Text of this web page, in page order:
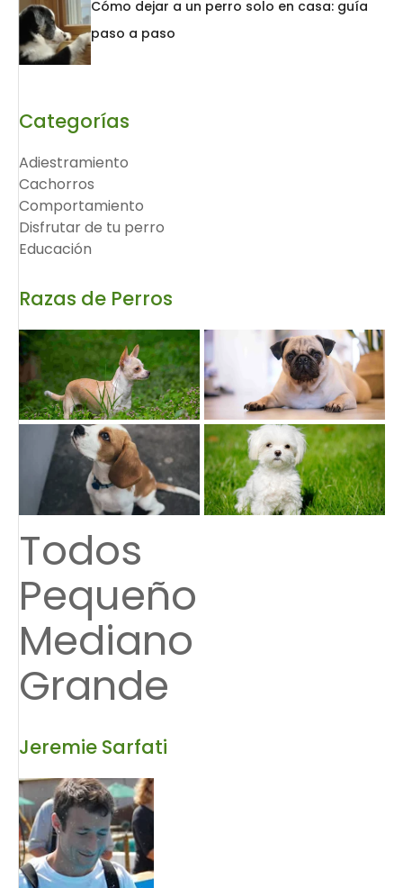
Cómo dejar a un perro solo en casa: guía
paso a paso
Categorías
Adiestramiento
Cachorros
Comportamiento
Disfrutar de tu perro
Educación
Razas de Perros
Todos
Pequeño
Mediano
Grande
Jeremie Sarfati